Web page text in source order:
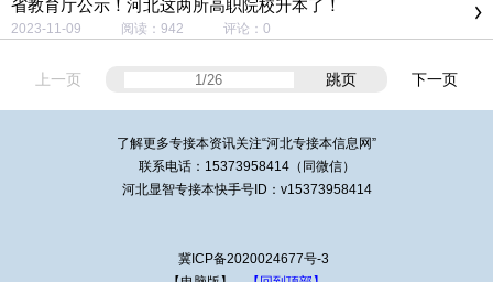
省教育厅公示！河北这两所高职院校升本了！
2023-11-09 阅读：942 评论：0
上一页 跳页 下一页
了解更多专接本资讯关注“河北专接本信息网”
联系电话：15373958414（同微信）
河北显智专接本快手号ID：v15373958414
冀ICP备2020024677号-3